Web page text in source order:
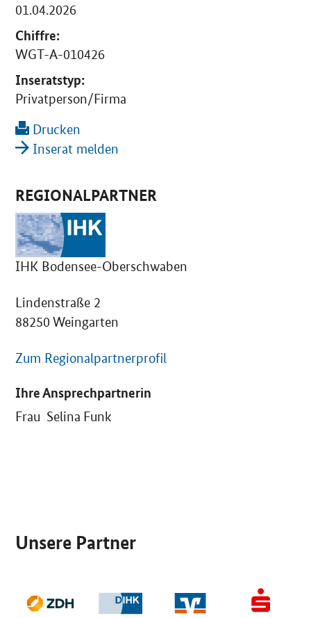
01.04.2026
Chiffre:
WGT-A-010426
Inseratstyp:
Privatperson/Firma
Drucken
Inserat melden
REGIONALPARTNER
IHK Bodensee-Oberschwaben
Lindenstraße 2
88250 Weingarten
Zum Regionalpartnerprofil
Ihre Ansprechpartnerin
Frau Selina Funk
Unsere Partner